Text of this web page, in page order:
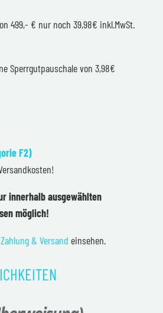
499,- € nur noch 39,98€ inkl.MwSt.
Sperrgutpauschale von 3,98€
F2)
innerhalb ausgewählten
möglich!
Zahlung & Versand einsehen.